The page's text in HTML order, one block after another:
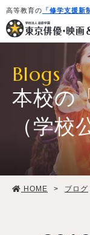
高等教育の 「修学支援新
学校紹介・教育
Blogs
本校の
（学校
HOME > ブログ